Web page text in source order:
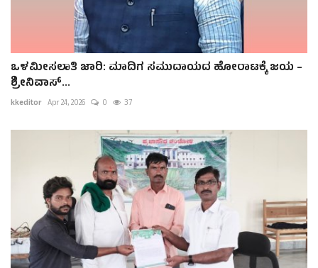
ಒಳಮೀಸಲಾತಿ ಜಾರಿ: ಮಾದಿಗ ಸಮುದಾಯದ ಹೋರಾಟಕ್ಕೆ ಜಯ –
ಶ್ರೀನಿವಾಸ್...
kkeditor Apr 24, 2026 0 37